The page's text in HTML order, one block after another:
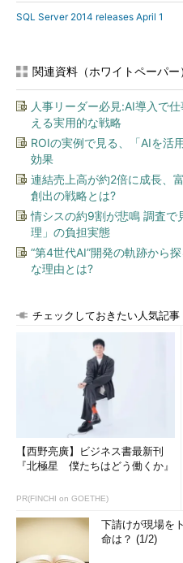
SQL Server 2014 releases April 1
関連資料（ホワイトペーパー
人事リーダー必見:AI導入で
える実用的な戦略
ROIの実例で見る、「AIを活
効果
連結売上高が約2倍に成長、
創出の戦略とは?
情シスの約9割が悲鳴 調査で
理」の負担実態
“第4世代AI”開発の軌跡から
な理由とは?
チェックしておきたい人気記事
【西野亮廣】ビジネス書最新刊
『北極星 僕たちはどう働くか』
PR(FINCHI on GOETHE)
下請けが現場を
命は？ (1/2)